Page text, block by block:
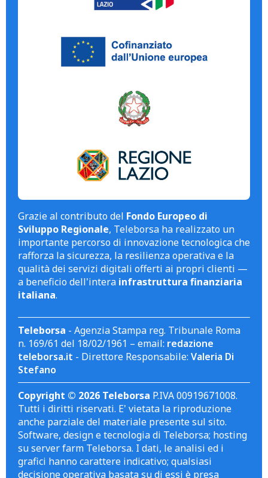
Grazie al contributo del Fondo Europeo di
Sviluppo Regionale, Teleborsa ha realizzato un
importante percorso di innovazione tecnologica che
rafforza la sicurezza, la resilienza operativa e la
qualità dei servizi digitali offerti ai propri clienti —
a beneficio dell'intera infrastruttura finanziaria
italiana.
Teleborsa - Agenzia Stampa reg. Tribunale Roma
n. 169/61 del 18/02/1961 – email: redazione
teleborsa.it - Direttore Responsabile: Valeria Di
Stefano
Copyright © 2026 Teleborsa P.IVA 00919671008.
Tutti i diritti riservati. E' vietata la riproduzione
anche parziale del materiale presente sul sito.
Software, design e tecnologia di Teleborsa; hosting
su server farm Teleborsa. I dati, le analisi ed i
grafici hanno carattere indicativo; qualsiasi
decisione operativa basata su di essi è presa